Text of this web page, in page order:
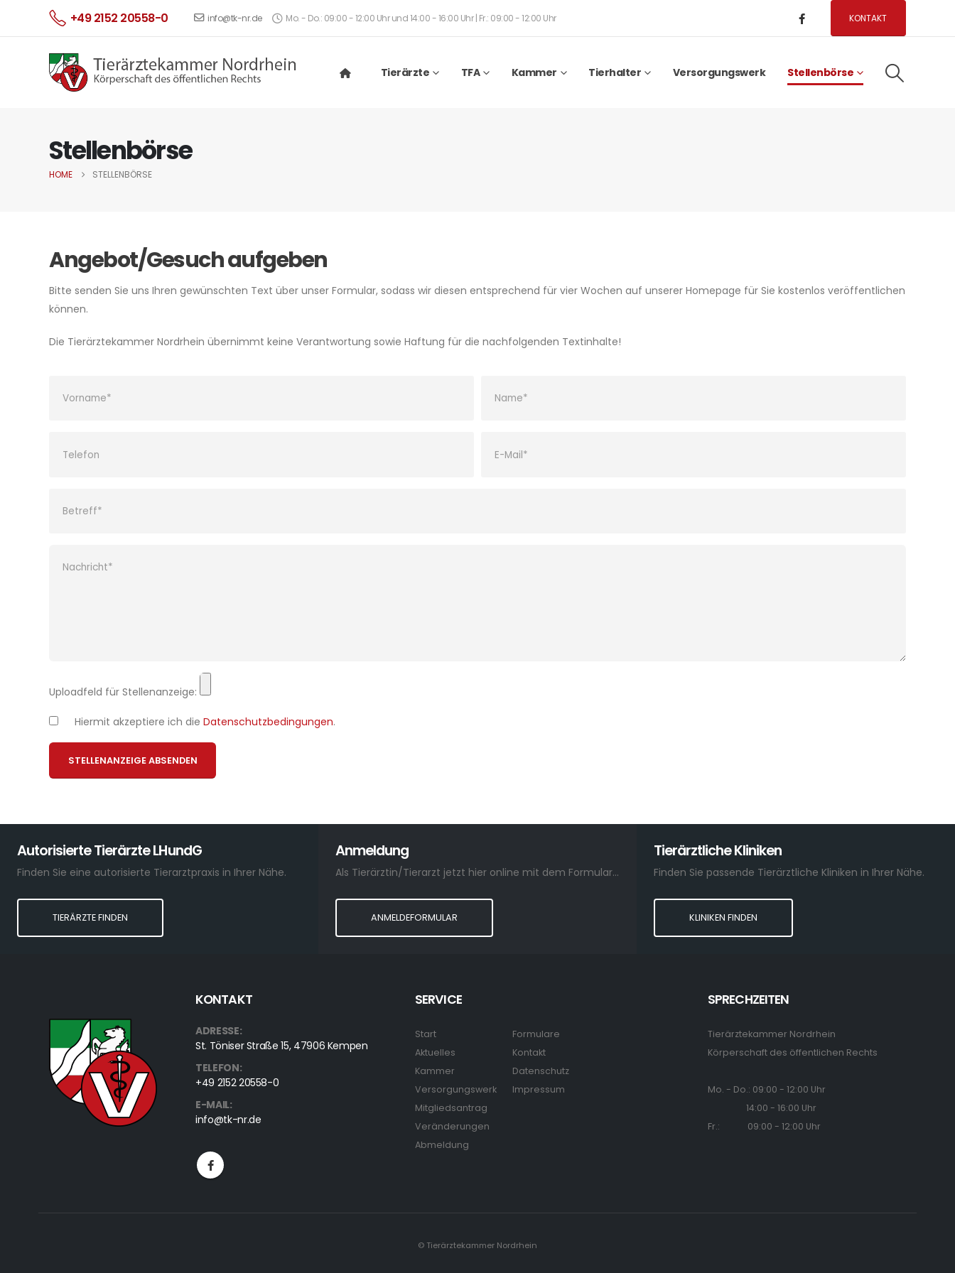
+49 2152 20558-0 info@tk-nr.de Mo. - Do.: 09:00 - 12:00 Uhr und 14:00 - 16:00 Uhr | Fr.: 09:00 - 12:00 Uhr KONTAKT
Tierärzte TFA Kammer Tierhalter Versorgungswerk Stellenbörse
Stellenbörse
HOME STELLENBÖRSE
Angebot/Gesuch aufgeben
Bitte senden Sie uns Ihren gewünschten Text über unser Formular, sodass wir diesen entsprechend für vier Wochen auf unserer Homepage für Sie kostenlos veröffentlichen
können.
Die Tierärztekammer Nordrhein übernimmt keine Verantwortung sowie Haftung für die nachfolgenden Textinhalte!
Uploadfeld für Stellenanzeige:
Hiermit akzeptiere ich die Datenschutzbedingungen.
Bitte lasse dieses Feld leer.
Autorisierte Tierärzte LHundG
Finden Sie eine autorisierte Tierarztpraxis in Ihrer Nähe.
TIERÄRZTE FINDEN
Anmeldung
Als Tierärztin/Tierarzt jetzt hier online mit dem Formular anmelden.
ANMELDEFORMULAR
Tierärztliche Kliniken
Finden Sie passende Tierärztliche Kliniken in Ihrer Nähe.
KLINIKEN FINDEN
KONTAKT
ADRESSE:
St. Töniser Straße 15, 47906 Kempen
TELEFON:
+49 2152 20558-0
E-MAIL:
info@tk-nr.de
SERVICE
Start
Aktuelles
Kammer
Versorgungswerk
Mitgliedsantrag
Veränderungen
Abmeldung
Formulare
Kontakt
Datenschutz
Impressum
SPRECHZEITEN
Tierärztekammer Nordrhein
Körperschaft des öffentlichen Rechts
Mo. - Do.: 09:00 - 12:00 Uhr
14:00 - 16:00 Uhr
Fr.: 09:00 - 12:00 Uhr
© Tierärztekammer Nordrhein